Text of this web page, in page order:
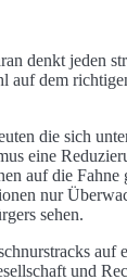
denkt jeden
auf dem
die sich
eine
auf die Fahne
nur
sehen.
auf
und